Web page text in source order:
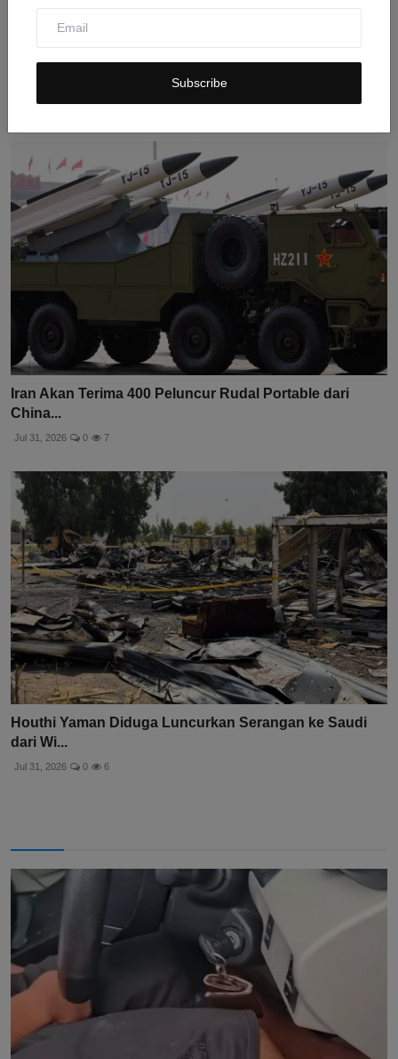
Subscribe
UU Lebanon Larang Warga Kontak WN Israel: Ancaman
Jul 30, 2026 0 11
Iran Akan Terima 400 Peluncur Rudal Portable dari
China...
Jul 31, 2026 0 7
Houthi Yaman Diduga Luncurkan Serangan ke Saudi
dari Wi...
Jul 31, 2026 0 6